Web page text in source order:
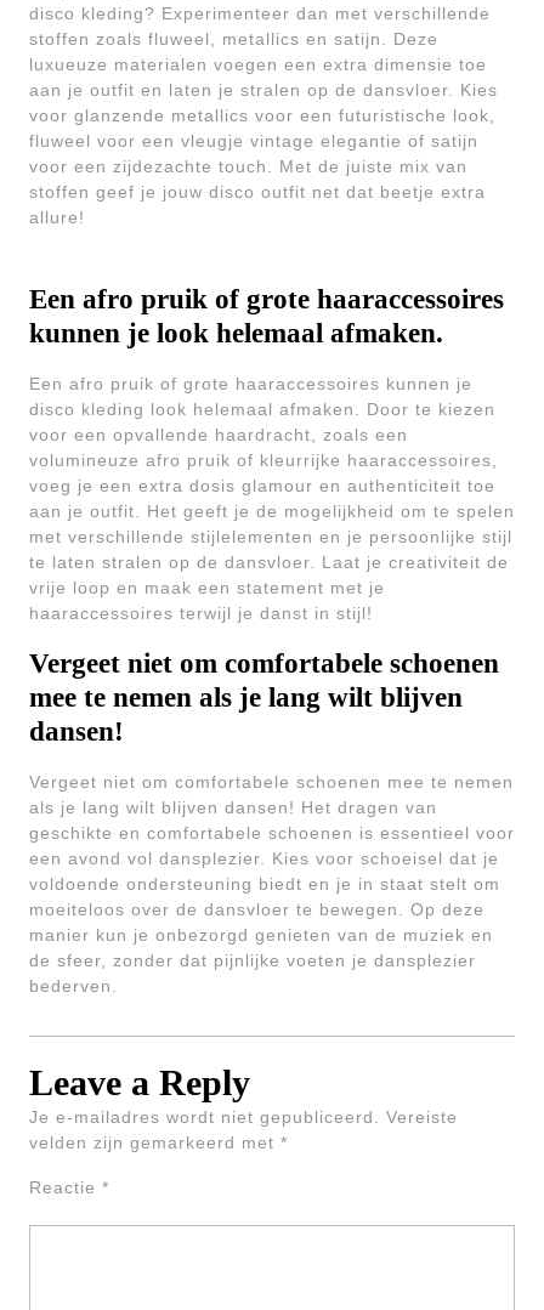
disco kleding? Experimenteer dan met verschillende
stoffen zoals fluweel, metallics en satijn. Deze
luxueuze materialen voegen een extra dimensie toe
aan je outfit en laten je stralen op de dansvloer. Kies
voor glanzende metallics voor een futuristische look,
fluweel voor een vleugje vintage elegantie of satijn
voor een zijdezachte touch. Met de juiste mix van
stoffen geef je jouw disco outfit net dat beetje extra
allure!
Een afro pruik of grote haaraccessoires
kunnen je look helemaal afmaken.
Een afro pruik of grote haaraccessoires kunnen je
disco kleding look helemaal afmaken. Door te kiezen
voor een opvallende haardracht, zoals een
volumineuze afro pruik of kleurrijke haaraccessoires,
voeg je een extra dosis glamour en authenticiteit toe
aan je outfit. Het geeft je de mogelijkheid om te spelen
met verschillende stijlelementen en je persoonlijke stijl
te laten stralen op de dansvloer. Laat je creativiteit de
vrije loop en maak een statement met je
haaraccessoires terwijl je danst in stijl!
Vergeet niet om comfortabele schoenen
mee te nemen als je lang wilt blijven
dansen!
Vergeet niet om comfortabele schoenen mee te nemen
als je lang wilt blijven dansen! Het dragen van
geschikte en comfortabele schoenen is essentieel voor
een avond vol dansplezier. Kies voor schoeisel dat je
voldoende ondersteuning biedt en je in staat stelt om
moeiteloos over de dansvloer te bewegen. Op deze
manier kun je onbezorgd genieten van de muziek en
de sfeer, zonder dat pijnlijke voeten je dansplezier
bederven.
Leave a Reply
Je e-mailadres wordt niet gepubliceerd.
Vereiste
velden zijn gemarkeerd met *
Reactie *